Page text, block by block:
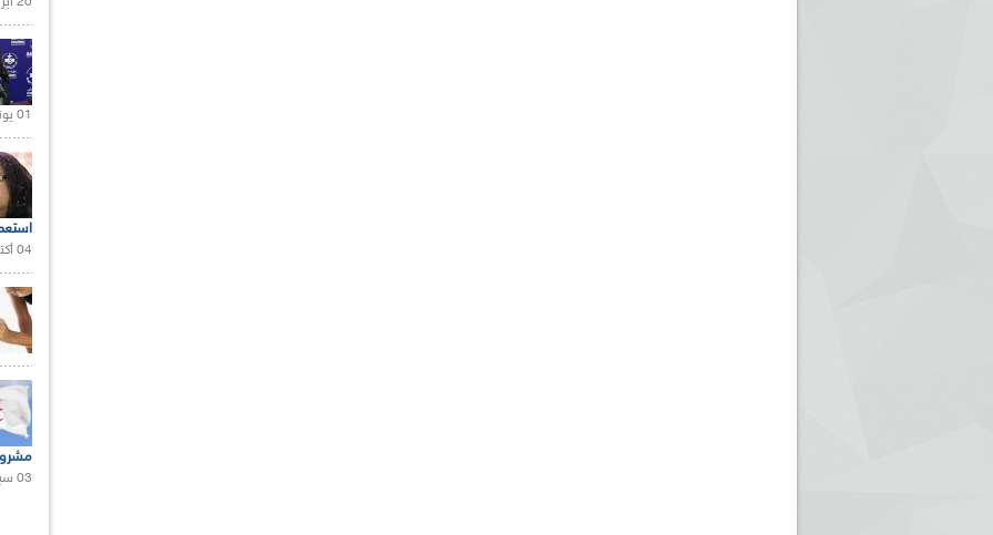
01 يونيو 2021 |
04 أكتوبر 2020 |
03 سبتمبر 2020 |